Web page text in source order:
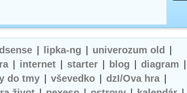
lipka-ng univerozum old
internet starter blog diagram
do tmy vševedko dzI/Ova hra